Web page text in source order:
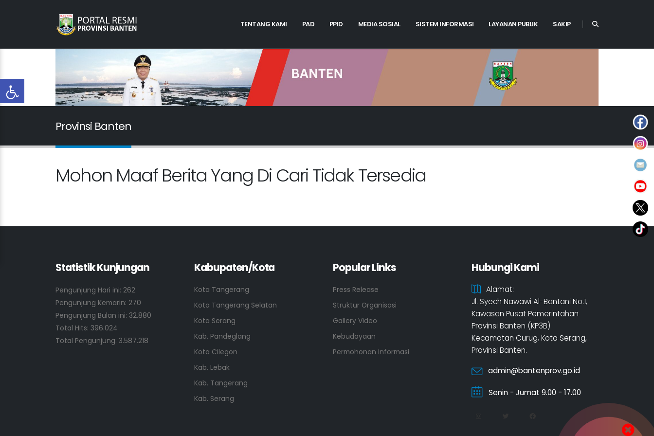
TENTANG KAMI PAD PPID MEDIA SOSIAL SISTEM INFORMASI LAYANAN PUBLIK SAKIP
Provinsi Banten
Mohon Maaf Berita Yang Di Cari Tidak Tersedia
Statistik Kunjungan
Pengunjung Hari ini: 262
Pengunjung Kemarin: 270
Pengunjung Bulan ini: 32.880
Total Hits: 396.024
Total Pengunjung: 3.587.218
Kabupaten/Kota
Kota Tangerang
Kota Tangerang Selatan
Kota Serang
Kab. Pandeglang
Kota Cilegon
Kab. Lebak
Kab. Tangerang
Kab. Serang
Popular Links
Press Release
Struktur Organisasi
Gallery Video
Kebudayaan
Permohonan Informasi
Hubungi Kami
Alamat:
Jl. Syech Nawawi Al-Bantani No.1,
Kawasan Pusat Pemerintahan
Provinsi Banten (KP3B)
Kecamatan Curug, Kota Serang,
Provinsi Banten.
admin@bantenprov.go.id
Senin - Jumat 9.00 - 17.00